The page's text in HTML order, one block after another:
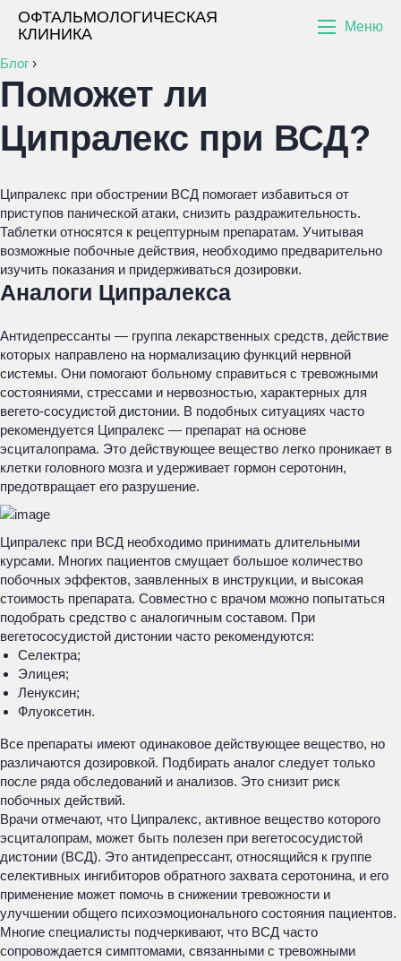
ОФТАЛЬМОЛОГИЧЕСКАЯ
КЛИНИКА
Меню
Блог ›
Поможет ли
Ципралекс при ВСД?
Ципралекс при обострении ВСД помогает избавиться от
приступов панической атаки, снизить раздражительность.
Таблетки относятся к рецептурным препаратам. Учитывая
возможные побочные действия, необходимо предварительно
изучить показания и придерживаться дозировки.
Аналоги Ципралекса
Антидепрессанты — группа лекарственных средств, действие
которых направлено на нормализацию функций нервной
системы. Они помогают больному справиться с тревожными
состояниями, стрессами и нервозностью, характерных для
вегето-сосудистой дистонии. В подобных ситуациях часто
рекомендуется Ципралекс — препарат на основе
эсциталопрама. Это действующее вещество легко проникает в
клетки головного мозга и удерживает гормон серотонин,
предотвращает его разрушение.
Ципралекс при ВСД необходимо принимать длительными
курсами. Многих пациентов смущает большое количество
побочных эффектов, заявленных в инструкции, и высокая
стоимость препарата. Совместно с врачом можно попытаться
подобрать средство с аналогичным составом. При
вегетососудистой дистонии часто рекомендуются:
Селектра;
Элицея;
Ленуксин;
Флуоксетин.
Все препараты имеют одинаковое действующее вещество, но
различаются дозировкой. Подбирать аналог следует только
после ряда обследований и анализов. Это снизит риск
побочных действий.
Врачи отмечают, что Ципралекс, активное вещество которого
эсциталопрам, может быть полезен при вегетососудистой
дистонии (ВСД). Это антидепрессант, относящийся к группе
селективных ингибиторов обратного захвата серотонина, и его
применение может помочь в снижении тревожности и
улучшении общего психоэмоционального состояния пациентов.
Многие специалисты подчеркивают, что ВСД часто
сопровождается симптомами, связанными с тревожными